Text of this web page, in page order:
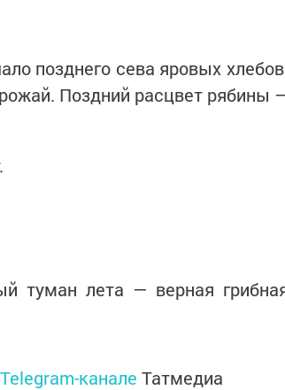
позднего сева яровых
Поздний расцвет рябины
туман лета — верная
Telegram-канале Татмедиа